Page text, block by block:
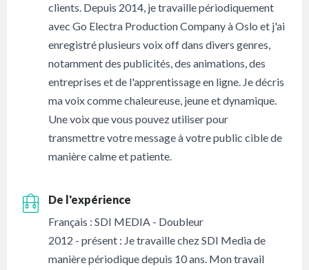
clients. Depuis 2014, je travaille périodiquement
avec Go Electra Production Company à Oslo et j'ai
enregistré plusieurs voix off dans divers genres,
notamment des publicités, des animations, des
entreprises et de l'apprentissage en ligne. Je décris
ma voix comme chaleureuse, jeune et dynamique.
Une voix que vous pouvez utiliser pour
transmettre votre message à votre public cible de
manière calme et patiente.
De l'expérience
Français : SDI MEDIA - Doubleur
2012 - présent : Je travaille chez SDI Media de
manière périodique depuis 10 ans. Mon travail